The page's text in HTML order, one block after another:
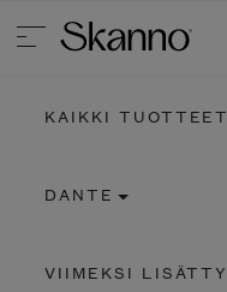
KAIKKI TUOTTEET
DANTE
VIIMEKSI LISÄTTY